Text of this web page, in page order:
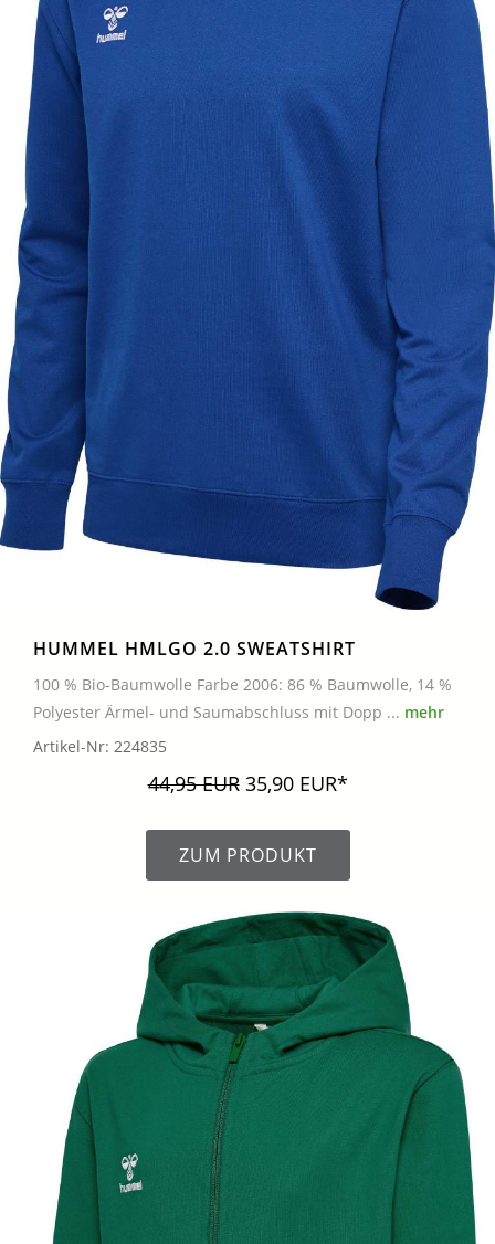
HUMMEL HMLGO 2.0 SWEATSHIRT
100 % Bio-Baumwolle Farbe 2006: 86 % Baumwolle, 14 %
Polyester Ärmel- und Saumabschluss mit Dopp ... mehr
Artikel-Nr: 224835
44,95 EUR35,90 EUR*
ZUM PRODUKT